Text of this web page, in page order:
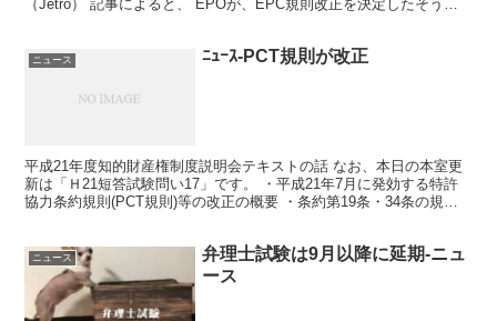
（Jetro） 記事によると、 EPOが、EPC規則改正を決定したそうで
ニュース ﾆｭｰｽ-PCT規則が改正
平成21年度知的財産権制度説明会テキストの話 なお、本日の本室更
新は「Ｈ21短答試験問い17」です。 ・平成21年7月に発効する特許
協力条約規則(PCT規則)等の改正の概要 ・条約第19条・34条の規定
ニュース
弁理士試験は9月以降に延期-ニュ
ース